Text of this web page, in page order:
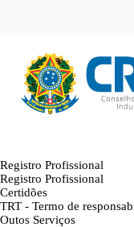
Registro Profissional
Registro Profissional
Certidões
TRT - Termo de
Outos Serviços